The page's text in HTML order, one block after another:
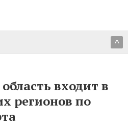
^
входит в
регионов по